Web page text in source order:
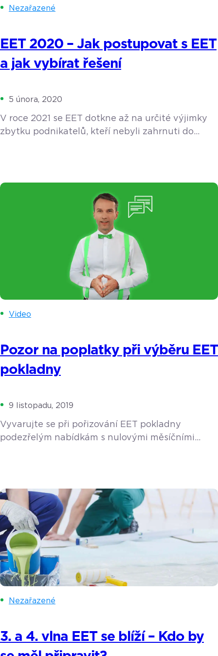
Nezařazené
EET 2020 – Jak postupovat s EET
a jak vybírat řešení
5 února, 2020
V roce 2021 se EET dotkne až na určité výjimky
zbytku podnikatelů, kteří nebyli zahrnuti do
řešení právě pro vás. Koho musí mít EET v roce
2021? Všeobecně se dá říct, že až na minimální
Video
Pozor na poplatky při výběru EET
pokladny
9 listopadu, 2019
Vyvarujte se při pořizování EET pokladny
podezřelým nabídkám s nulovými měsíčními
Nezařazené
3. a 4. vlna EET se blíží – Kdo by